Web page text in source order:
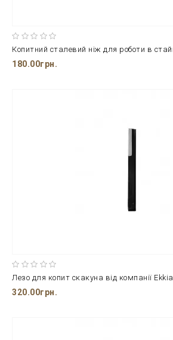
180.00грн.
Лезо для копит скакуна від компанії Ekkia
320.00грн.